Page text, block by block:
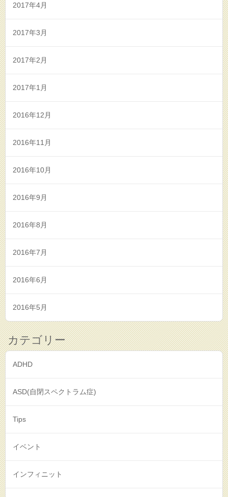
2017年4月
2017年3月
2017年2月
2017年1月
2016年12月
2016年11月
2016年10月
2016年9月
2016年8月
2016年7月
2016年6月
2016年5月
カテゴリー
ADHD
ASD(自閉スペクトラム症)
Tips
イベント
インフィニット